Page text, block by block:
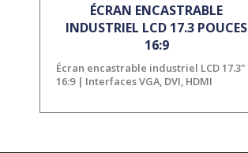
ÉCRAN ENCASTRABLE
INDUSTRIEL LCD 17.3 POUCES
16:9
Écran encastrable industriel LCD 17.3"
16:9 | Interfaces VGA, DVI, HDMI